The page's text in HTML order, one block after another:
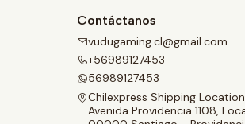
Contáctanos
vudugaming.cl@gmail.com
+56989127453
56989127453
Chilexpress Shipping Location
Avenida Providencia 1108,